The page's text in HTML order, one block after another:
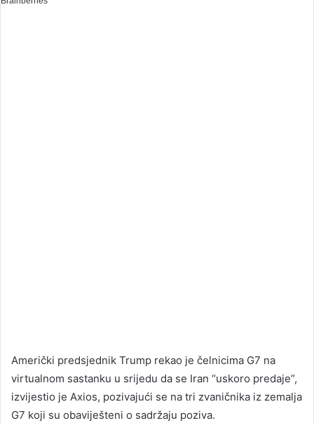
Američki predsjednik Trump rekao je čelnicima G7 na
virtualnom sastanku u srijedu da se Iran “uskoro predaje”,
izvijestio je Axios, pozivajući se na tri zvaničnika iz zemalja
G7 koji su obaviješteni o sadržaju poziva.